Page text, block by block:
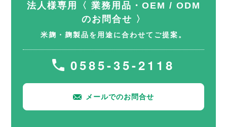
法人様専用〈 業務用品・OEM / ODM
のお問合せ 〉
米麹・麹製品を用途に合わせてご提案。
0585-35-2118
メールでのお問合せ